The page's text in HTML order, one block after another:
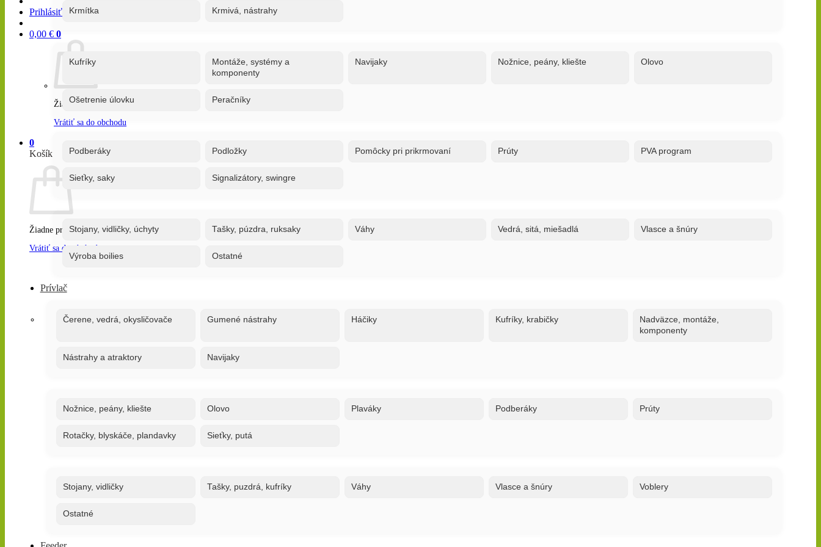
Prihlásiť / Registrovať
0,00 € 0
Žiadne produkty v košíku.
Vrátiť sa do obchodu
0
Košík
Žiadne produkty v košíku.
Vrátiť sa do obchodu
Krmítka Krmivá, nástrahy
Kufríky
Montáže, systémy a
komponenty
Navijaky Nožnice, peány, kliešte Olovo
Ošetrenie úlovku Peračníky
Podberáky Podložky Pomôcky pri prikrmovaní Prúty PVA program
Sieťky, saky Signalizátory, swingre
Stojany, vidličky, úchyty Tašky, púzdra, ruksaky Váhy Vedrá, sitá, miešadlá Vlasce a šnúry
Výroba boilies Ostatné
Prívlač
Čerene, vedrá, okysličovače Gumené nástrahy Háčiky Kufríky, krabičky
Nadväzce, montáže,
komponenty
Nástrahy a atraktory Navijaky
Nožnice, peány, kliešte Olovo Plaváky Podberáky Prúty
Rotačky, blyskáče, plandavky Sieťky, putá
Stojany, vidličky Tašky, puzdrá, kufríky Váhy Vlasce a šnúry Voblery
Ostatné